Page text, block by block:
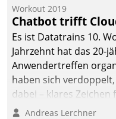
Quartier. Dazwischen
zeigte Datatrain, was
Neues zu bieten hat.
Workout 2019
Chatbot trifft
Es ist Datatrains 10.
Jahrzehnt hat das 20-
Anwendertreffen
haben sich
dabei – klares
Fokussierung auf den
Andreas Lerchner